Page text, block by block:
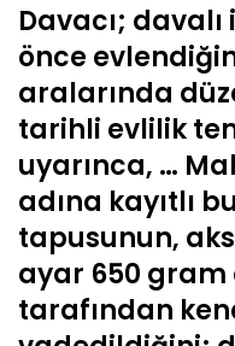
Davacı; davalı
önce
aralarında
tarihli evlilik
uyarınca, …
adına kayıtlı
tapusunun,
ayar 650 gram
tarafından